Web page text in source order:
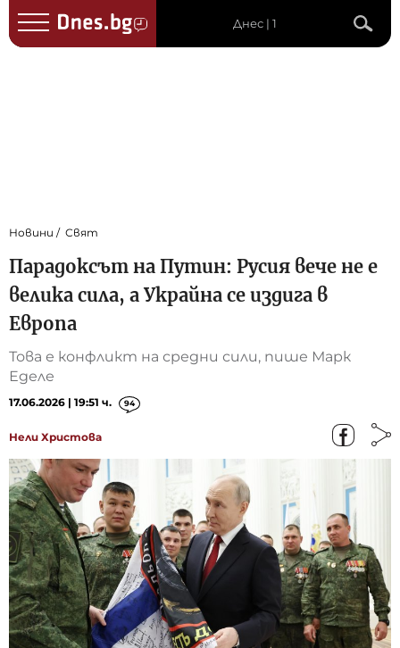
Днес | 1
Новини Свят
Парадоксът на Путин: Русия вече не е
велика сила, а Украйна се издига в
Европа
Това е конфликт на средни сили, пише Марк
Еделе
17.06.2026 | 19:51 ч. 94
Нели Христова